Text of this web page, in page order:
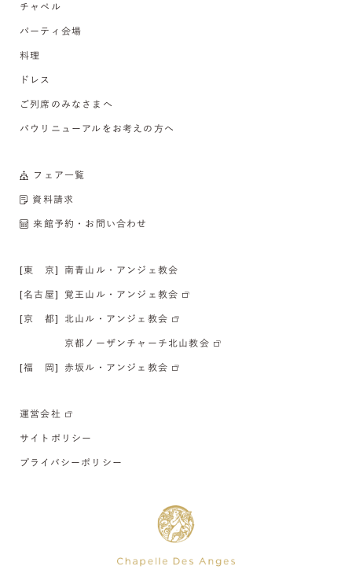
チャペル
パーティ会場
料理
ドレス
ご列席のみなさまへ
バウリニューアルをお考えの方へ
フェア一覧
資料請求
来館予約・お問い合わせ
[東 京] 南青山ル・アンジェ教会
[名古屋] 覚王山ル・アンジェ教会
[京 都] 北山ル・アンジェ教会
京都ノーザンチャーチ北山教会
[福 岡] 赤坂ル・アンジェ教会
運営会社
サイトポリシー
プライバシーポリシー